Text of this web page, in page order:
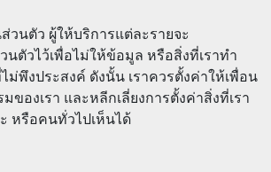
วนตัว ผู้ให้บริการแต่ละรายจะ
ตัวไว้เพื่อไม่ให้ข้อมูล หรือสิ่งที่เราทำ
พึงประสงค์ ดังนั้น เราควรตั้งค่าให้เพื่อน
ของเรา และหลีกเลี่ยงการตั้งค่าสิ่งที่เรา
หรือคนทั่วไปเห็นได้